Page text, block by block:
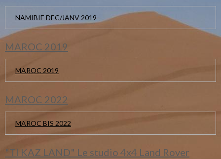
NAMIBIE DEC/JANV 2019
MAROC 2019
MAROC 2019
MAROC 2022
MAROC BIS 2022
"TI KAZ LAND" Le studio 4x4 Land Rover